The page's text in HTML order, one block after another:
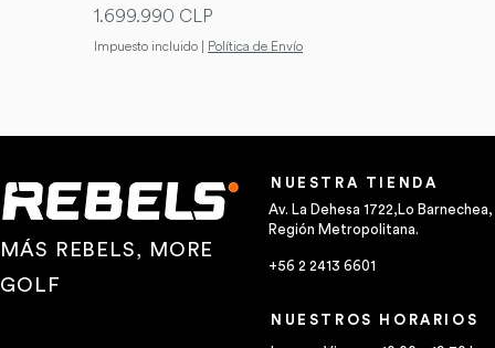
Precio
1.699.990 CLP
Impuesto incluido | Política de Envío
MÁS REBELS, MORE
GOLF
NUESTRA TIENDA
Av. La Dehesa 1722,Lo Barnechea,
Región Metropolitana.
+56 2 2413 6601
NUESTROS HORARIOS